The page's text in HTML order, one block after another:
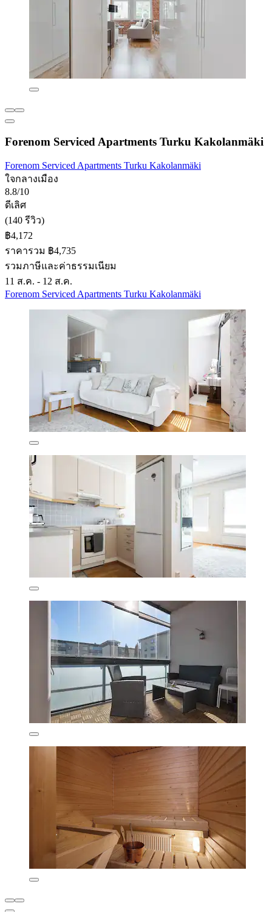
Forenom Serviced Apartments Turku Kakolanmäki
Forenom Serviced Apartments Turku Kakolanmäki
ใจกลางเมือง
8.8/10
ดีเลิศ
(140 รีวิว)
฿4,172
ราคารวม ฿4,735
รวมภาษีและค่าธรรมเนียม
11 ส.ค. - 12 ส.ค.
Forenom Serviced Apartments Turku Kakolanmäki